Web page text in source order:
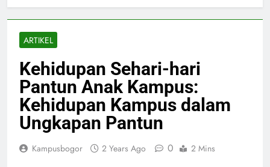
ARTIKEL
Kehidupan Sehari-hari
Pantun Anak Kampus:
Kehidupan Kampus dalam
Ungkapan Pantun
Kampusbogor 2 Years Ago 0 2 Mins